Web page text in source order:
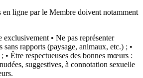
en ligne par le Membre doivent notamment
exclusivement • Ne pas représenter
sans rapports (paysage, animaux, etc.) ; •
• Être respectueuses des bonnes mœurs :
suggestives, à connotation sexuelle